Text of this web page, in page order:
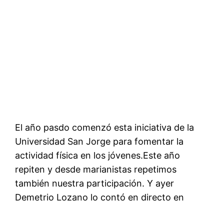
El año pasdo comenzó esta iniciativa de la
Universidad San Jorge para fomentar la
actividad física en los jóvenes.Este año
repiten y desde marianistas repetimos
también nuestra participación. Y ayer
Demetrio Lozano lo contó en directo en